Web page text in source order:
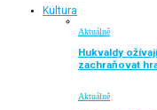
Kultura
Aktuálně
Hukvaldy
zachraňovat
Aktuálně